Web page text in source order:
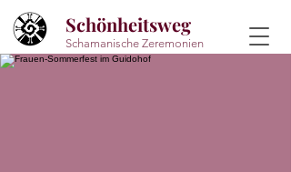
Schönheitsweg
Schamanische Zeremonien